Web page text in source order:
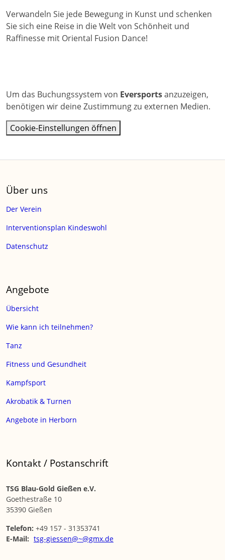
Verwandeln Sie jede Bewegung in Kunst und schenken
Sie sich eine Reise in die Welt von Schönheit und
Raffinesse mit Oriental Fusion Dance!
Um das Buchungssystem von Eversportsanzuzeigen,
benötigen wir deine Zustimmung zu externen Medien.
Cookie-Einstellungen öffnen
Über uns
Der Verein
Interventionsplan Kindeswohl
Datenschutz
Angebote
Übersicht
Wie kann ich teilnehmen?
Tanz
Fitness und Gesundheit
Kampfsport
Akrobatik & Turnen
Angebote in Herborn
Kontakt / Postanschrift
TSG Blau-Gold Gießen e.V.
Goethestraße 10
35390 Gießen
Telefon: +49 157 - 31353741
E-Mail: tsg-giessen@~@gmx.de